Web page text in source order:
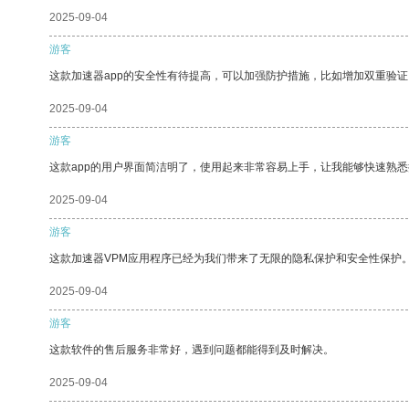
2025-09-04
游客
这款加速器app的安全性有待提高，可以加强防护措施，比如增加双重验证
2025-09-04
游客
这款app的用户界面简洁明了，使用起来非常容易上手，让我能够快速熟悉
2025-09-04
游客
这款加速器VPM应用程序已经为我们带来了无限的隐私保护和安全性保护。
2025-09-04
游客
这款软件的售后服务非常好，遇到问题都能得到及时解决。
2025-09-04